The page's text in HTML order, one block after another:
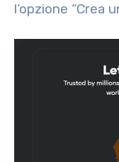
l’opzione “Crea